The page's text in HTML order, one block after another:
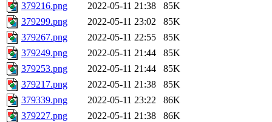
379216.png
2022-05-11 21:38
85K
379299.png
2022-05-11 23:02
85K
379267.png
2022-05-11 22:55
85K
379249.png
2022-05-11 21:44
85K
379253.png
2022-05-11 21:44
85K
379217.png
2022-05-11 21:38
85K
379339.png
2022-05-11 23:22
86K
379227.png
2022-05-11 21:38
86K